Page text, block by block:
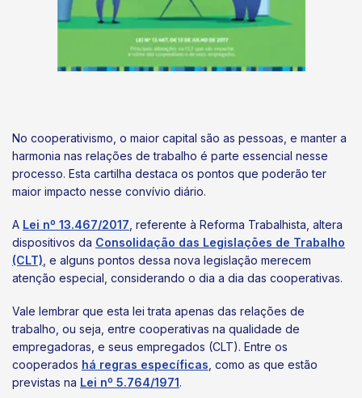
No cooperativismo, o maior capital são as pessoas, e manter a
harmonia nas relações de trabalho é parte essencial nesse
processo. Esta cartilha destaca os pontos que poderão ter
maior impacto nesse convívio diário.
A Lei nº 13.467/2017 , referente à Reforma Trabalhista, altera
dispositivos da Consolidação das Legislações de Trabalho
(CLT) , e alguns pontos dessa nova legislação merecem
atenção especial, considerando o dia a dia das cooperativas.
Vale lembrar que esta lei trata apenas das relações de
trabalho, ou seja, entre cooperativas na qualidade de
empregadoras, e seus empregados (CLT). Entre os
cooperados há regras específicas , como as que estão
previstas na Lei nº 5.764/1971.